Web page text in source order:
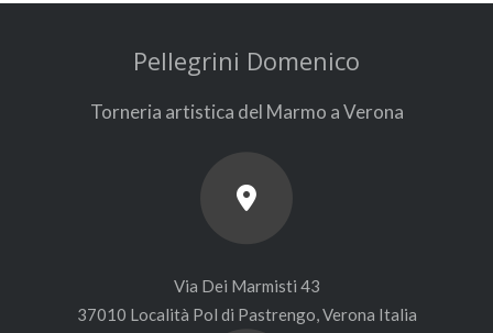
Pellegrini Domenico
Torneria artistica del Marmo a Verona
Via Dei Marmisti 43
37010 Località Pol di Pastrengo, Verona Italia